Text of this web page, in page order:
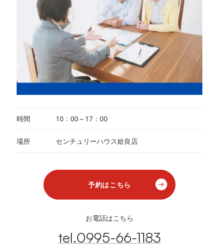
時間 10：00～17：00
場所 センチュリーハウス姶良店
予約はこちら
お電話はこちら
tel.0995-66-1183